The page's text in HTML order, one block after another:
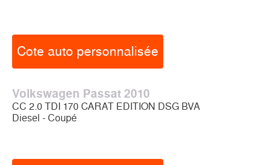
Cote auto personnalisée
Volkswagen Passat 2010
CC 2.0 TDI 170 CARAT EDITION DSG BVA
Diesel - Coupé